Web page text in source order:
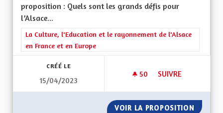
proposition : Quels sont les grands défis pour
l’Alsace...
Filtrer les résultats de la catégorie : La Culture, l'Education et
La Culture, l'Education et le rayonnement de l'Alsace
en France et en Europe
CRÉÉ LE
15/04/2023
50 50 ABONNÉS
SUIVRE
VOIR LA PROPOSITION UNE